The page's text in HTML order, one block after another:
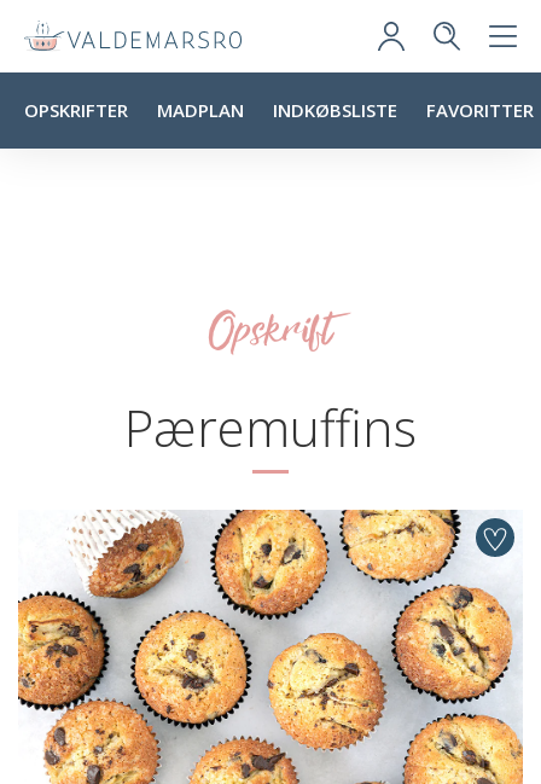
OPSKRIFTER MADPLAN INDKØBSLISTE FAVORITTER
Opskrift
Pæremuffins